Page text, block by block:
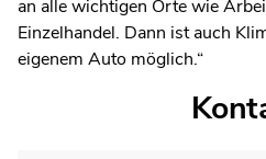
an alle wichtigen Orte wie
Einzelhandel. Dann ist auch
eigenem Auto möglich.“